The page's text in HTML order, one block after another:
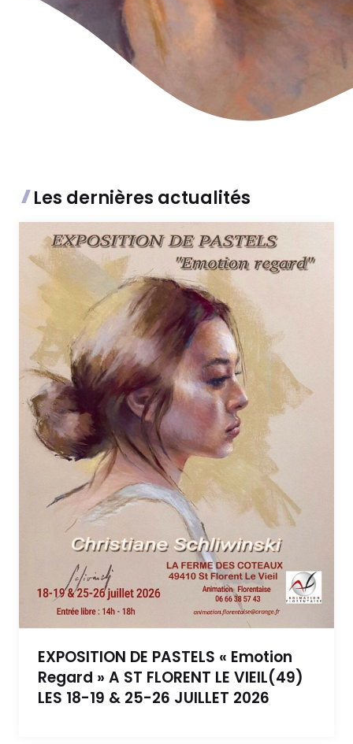
Les dernières actualités
EXPOSITION DE PASTELS « Emotion
Regard » A ST FLORENT LE VIEIL(49)
LES 18-19 & 25-26 JUILLET 2026